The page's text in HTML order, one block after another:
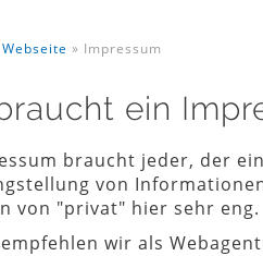
Webseite » Impressum
ein
braucht jeder, der
von
von "privat" hier sehr eng.
wir als